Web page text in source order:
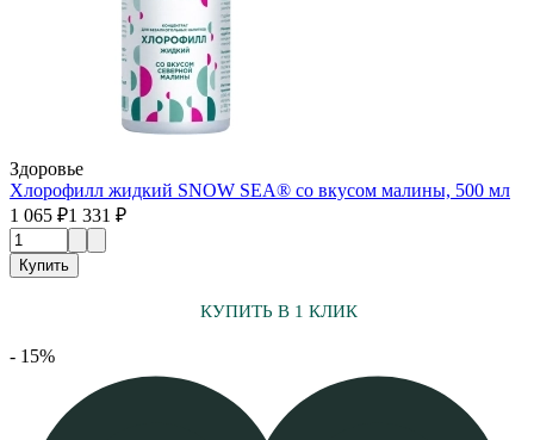
Здоровье
Хлорофилл жидкий SNOW SEA® со вкусом малины, 500 мл
1 065 ₽1 331 ₽
Купить
КУПИТЬ В 1 КЛИК
- 15%